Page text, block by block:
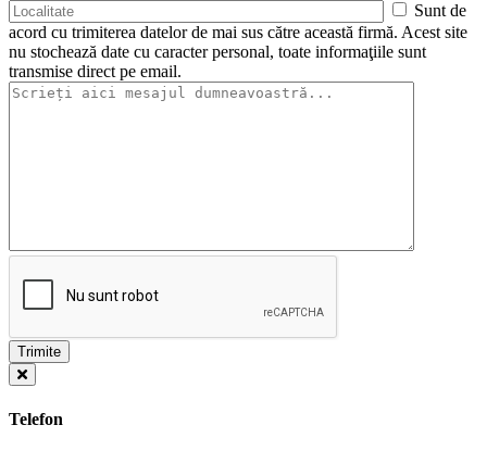
Sunt de
acord cu trimiterea datelor de mai sus către această firmă. Acest site
nu stochează date cu caracter personal, toate informaţiile sunt
transmise direct pe email.
Telefon